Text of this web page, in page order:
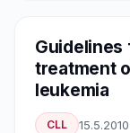
Guidelines
treatment
leukemia
CLL 15.5.2010